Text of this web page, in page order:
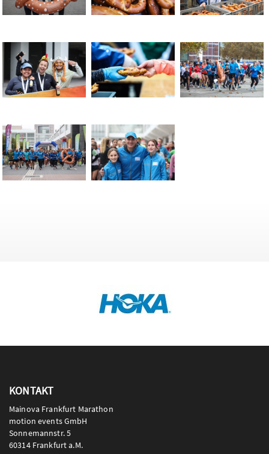
KONTAKT
Mainova Frankfurt Marathon
motion events GmbH
Sonnemannstr. 5
60314 Frankfurt a.M.